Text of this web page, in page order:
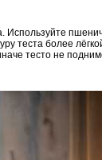
Используйте
теста более
тесто не